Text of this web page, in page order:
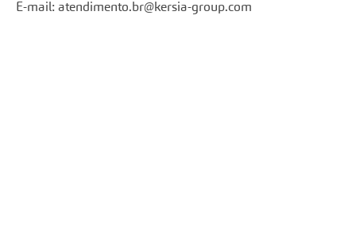
E-mail: atendimento.br@kersia-group.com